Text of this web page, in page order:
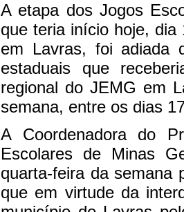
A etapa dos Jogos
que teria início hoje,
em Lavras, foi adiada
estaduais que
regional do JEMG em
semana, entre os dias
A Coordenadora do
Escolares de Minas
quarta-feira da semana
que em virtude da